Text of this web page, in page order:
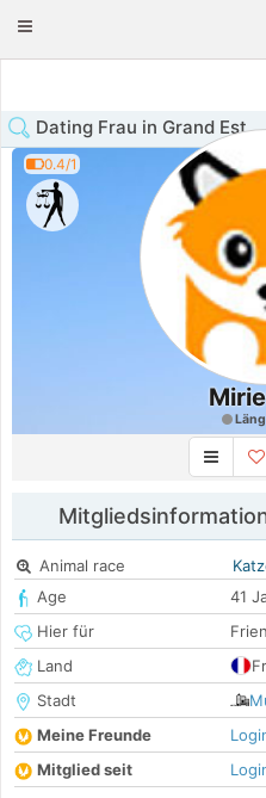
Toggle
Dating Frau in Grand Est
0.4/1
Animal race
Age
41
Hier für
Land
Stadt
Meine Freunde
Mitglied seit